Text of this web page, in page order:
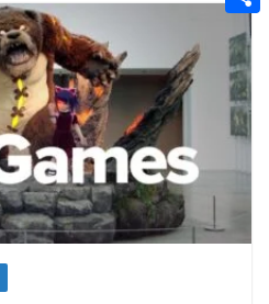
n
e
r
e
r
e
r
e
s
a
d
d
C
o
m
p
a
t